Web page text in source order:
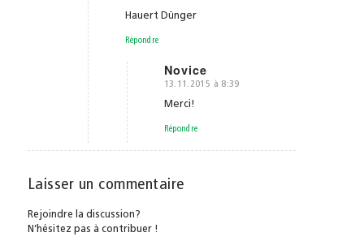
Hauert Dünger
Répondre
Novice
dit
13.11.2015 à 8:39
Merci!
Répondre
Laisser un commentaire
Rejoindre la discussion?
N’hésitez pas à contribuer !